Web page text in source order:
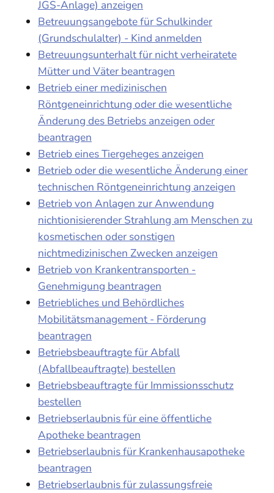
JGS-Anlage) anzeigen
Betreuungsangebote für Schulkinder
(Grundschulalter) - Kind anmelden
Betreuungsunterhalt für nicht verheiratete
Mütter und Väter beantragen
Betrieb einer medizinischen
Röntgeneinrichtung oder die wesentliche
Änderung des Betriebs anzeigen oder
beantragen
Betrieb eines Tiergeheges anzeigen
Betrieb oder die wesentliche Änderung einer
technischen Röntgeneinrichtung anzeigen
Betrieb von Anlagen zur Anwendung
nichtionisierender Strahlung am Menschen zu
kosmetischen oder sonstigen
nichtmedizinischen Zwecken anzeigen
Betrieb von Krankentransporten -
Genehmigung beantragen
Betriebliches und Behördliches
Mobilitätsmanagement - Förderung
beantragen
Betriebsbeauftragte für Abfall
(Abfallbeauftragte) bestellen
Betriebsbeauftragte für Immissionsschutz
bestellen
Betriebserlaubnis für eine öffentliche
Apotheke beantragen
Betriebserlaubnis für Krankenhausapotheke
beantragen
Betriebserlaubnis für zulassungsfreie